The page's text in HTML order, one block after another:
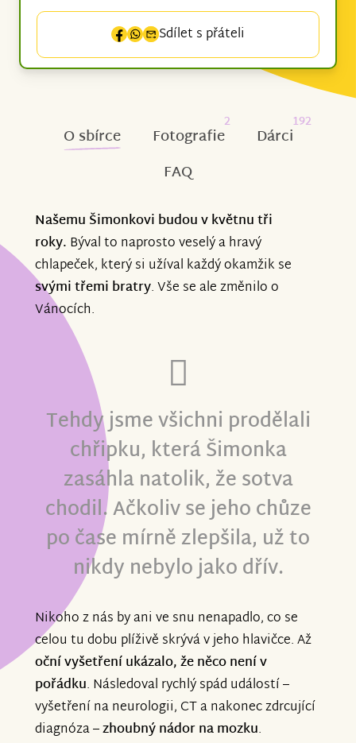
Sdílet s přáteli
O sbírce Fotografie
2
Dárci
192
FAQ
Našemu Šimonkovi budou v květnu tři
roky. Býval to naprosto veselý a hravý
chlapeček, který si užíval každý okamžik se
svými třemi bratry. Vše se ale změnilo o
Vánocích.
Tehdy jsme všichni prodělali
chřipku, která Šimonka
zasáhla natolik, že sotva
chodil. Ačkoliv se jeho chůze
po čase mírně zlepšila, už to
nikdy nebylo jako dřív.
Nikoho z nás by ani ve snu nenapadlo, co se
celou tu dobu plíživě skrývá v jeho hlavičce. Až
oční vyšetření ukázalo, že něco není v
pořádku. Následoval rychlý spád událostí –
vyšetření na neurologii, CT a nakonec zdrcující
diagnóza –zhoubný nádor na mozku.